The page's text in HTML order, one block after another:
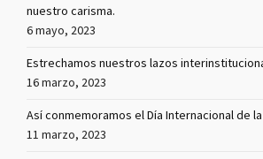
nuestro carisma.
6 mayo, 2023
Estrechamos nuestros lazos
16 marzo, 2023
Así conmemoramos el Día Internacional de
11 marzo, 2023